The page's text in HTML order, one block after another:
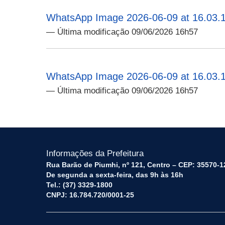
WhatsApp Image 2026-06-09 at
— Última modificação 09/06/2026 16h57
WhatsApp Image 2026-06-09 at
— Última modificação 09/06/2026 16h57
Informações da Prefeitura
Rua Barão de Piumhi, nº 121, Centro – CEP: 35570-
De segunda a sexta-feira, das 9h às 16h
Tel.: (37) 3329-1800
CNPJ: 16.784.720/0001-25